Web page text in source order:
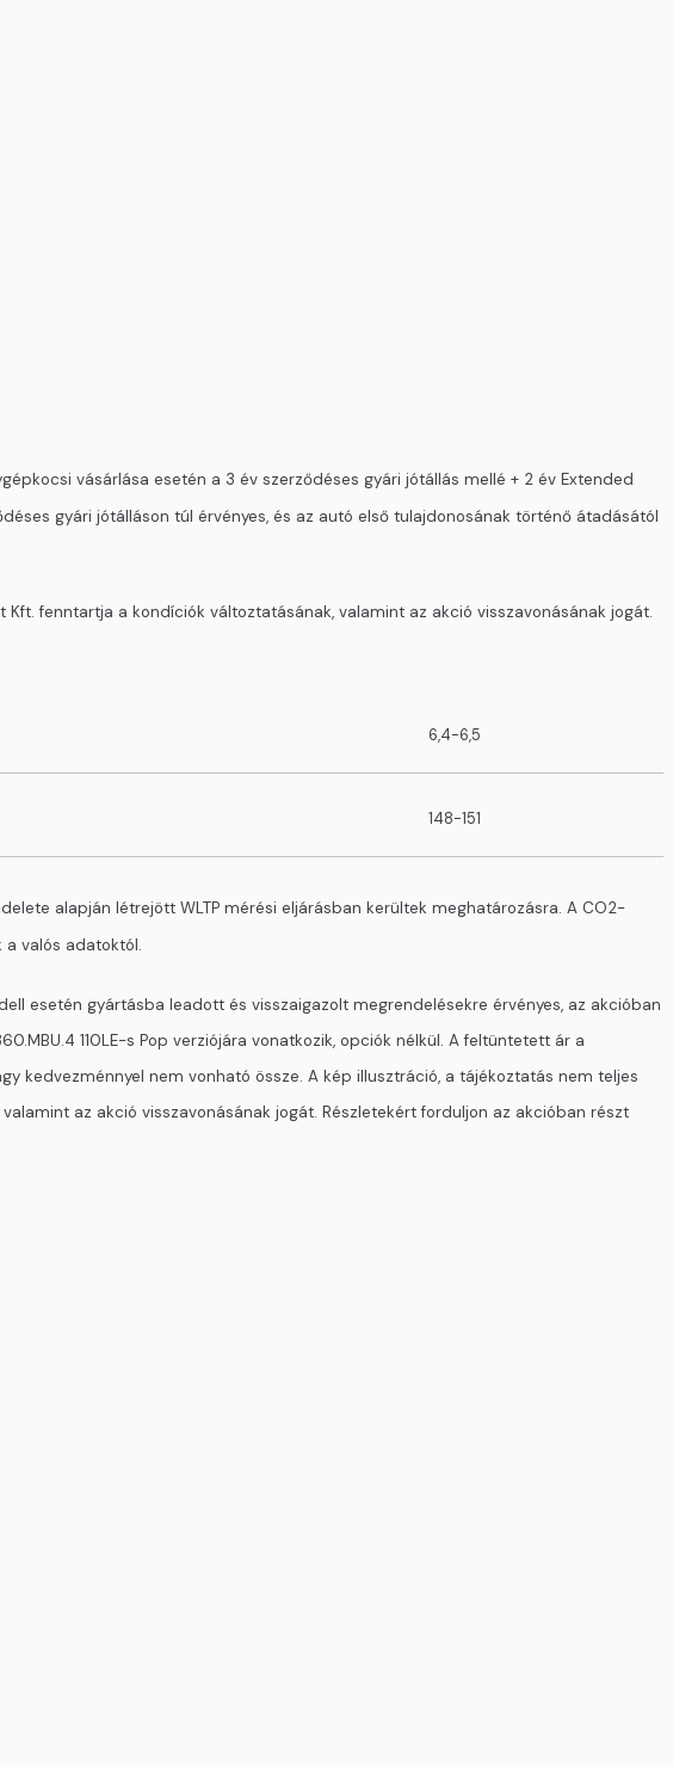
vásárlása esetén a 3 év szerződéses gyári jótállás mellé + 2 év Extended
gyári jótálláson túl érvényes, és az autó első tulajdonosának történő átadásától
fenntartja a kondíciók változtatásának, valamint az akció visszavonásának jogát.
6,4-6,5
148-151
alapján létrejött WLTP mérési eljárásban kerültek meghatározásra. A CO2-
a valós adatoktól.
esetén gyártásba leadott és visszaigazolt megrendelésekre érvényes, az akcióban
110LE-s Pop verziójára vonatkozik, opciók nélkül. A feltüntetett ár a
kedvezménnyel nem vonható össze. A kép illusztráció, a tájékoztatás nem teljes
az akció visszavonásának jogát. Részletekért forduljon az akcióban részt